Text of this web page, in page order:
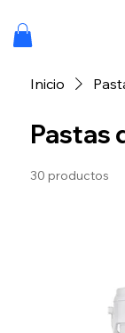
Inicio
Pastas
30 productos